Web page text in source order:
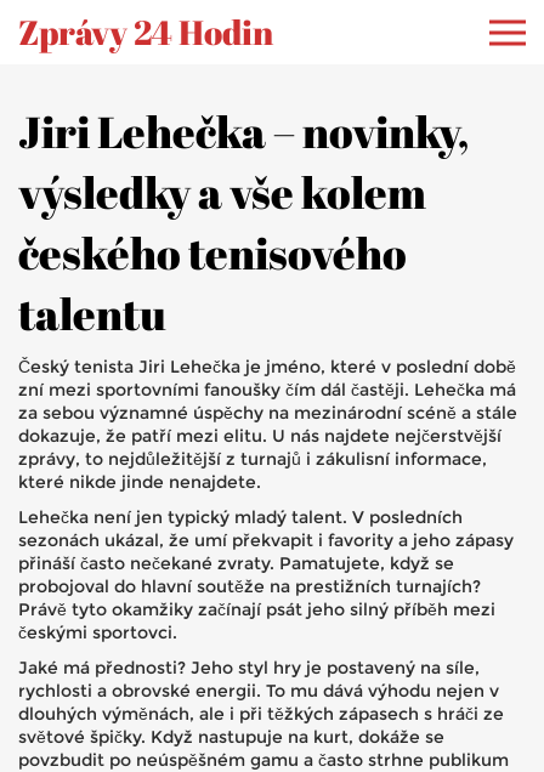
Zprávy 24 Hodin
Jiri Lehečka – novinky,
výsledky a vše kolem
českého tenisového
talentu
Český tenista Jiri Lehečka je jméno, které v poslední době
zní mezi sportovními fanoušky čím dál častěji. Lehečka má
za sebou významné úspěchy na mezinárodní scéně a stále
dokazuje, že patří mezi elitu. U nás najdete nejčerstvější
zprávy, to nejdůležitější z turnajů i zákulisní informace,
které nikde jinde nenajdete.
Lehečka není jen typický mladý talent. V posledních
sezonách ukázal, že umí překvapit i favority a jeho zápasy
přináší často nečekané zvraty. Pamatujete, když se
probojoval do hlavní soutěže na prestižních turnajích?
Právě tyto okamžiky začínají psát jeho silný příběh mezi
českými sportovci.
Jaké má přednosti? Jeho styl hry je postavený na síle,
rychlosti a obrovské energii. To mu dává výhodu nejen v
dlouhých výměnách, ale i při těžkých zápasech s hráči ze
světové špičky. Když nastupuje na kurt, dokáže se
povzbudit po neúspěšném gamu a často strhne publikum